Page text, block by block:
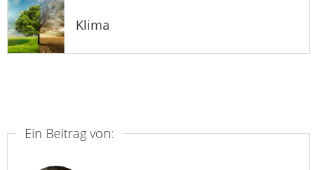
Klima
Ein Beitrag von: